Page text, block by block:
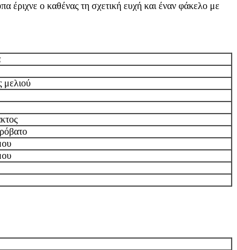
ο καθένας τη σχετική ευχή και έναν φάκελο με
μελιού